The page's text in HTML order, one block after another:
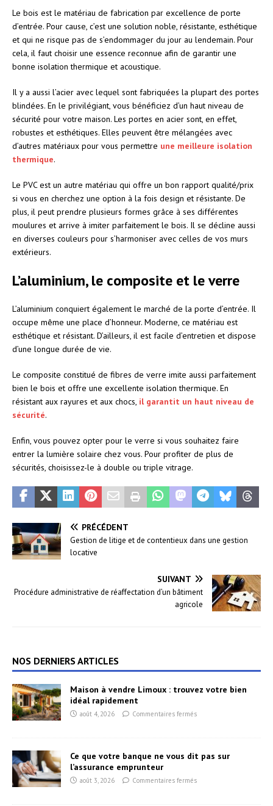
Le bois est le matériau de fabrication par excellence de porte
d’entrée. Pour cause, c’est une solution noble, résistante, esthétique
et qui ne risque pas de s’endommager du jour au lendemain. Pour
cela, il faut choisir une essence reconnue afin de garantir une
bonne isolation thermique et acoustique.
Il y a aussi l’acier avec lequel sont fabriquées la plupart des portes
blindées. En le privilégiant, vous bénéficiez d’un haut niveau de
sécurité pour votre maison. Les portes en acier sont, en effet,
robustes et esthétiques. Elles peuvent être mélangées avec
d’autres matériaux pour vous permettre une meilleure isolation
thermique.
Le PVC est un autre matériau qui offre un bon rapport qualité/prix
si vous en cherchez une option à la fois design et résistante. De
plus, il peut prendre plusieurs formes grâce à ses différentes
moulures et arrive à imiter parfaitement le bois. Il se décline aussi
en diverses couleurs pour s’harmoniser avec celles de vos murs
extérieurs.
L’aluminium, le composite et le verre
L’aluminium conquiert également le marché de la porte d’entrée. Il
occupe même une place d’honneur. Moderne, ce matériau est
esthétique et résistant. D’ailleurs, il est facile d’entretien et dispose
d’une longue durée de vie.
Le composite constitué de fibres de verre imite aussi parfaitement
bien le bois et offre une excellente isolation thermique. En
résistant aux rayures et aux chocs, il garantit un haut niveau de
sécurité.
Enfin, vous pouvez opter pour le verre si vous souhaitez faire
entrer la lumière solaire chez vous. Pour profiter de plus de
sécurités, choisissez-le à double ou triple vitrage.
PRÉCÉDENT
Gestion de litige et de contentieux dans une gestion
locative
SUIVANT
Procédure administrative de réaffectation d’un bâtiment
agricole
NOS DERNIERS ARTICLES
Maison à vendre Limoux : trouvez votre bien
idéal rapidement
août 4, 2026 Commentaires fermés
Ce que votre banque ne vous dit pas sur
l’assurance emprunteur
août 3, 2026 Commentaires fermés